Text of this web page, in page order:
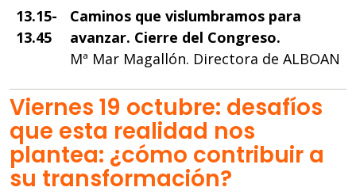
Viernes 19 octubre: desafíos
que esta realidad nos
plantea: ¿cómo contribuir a
su transformación?
13.15-
13.45
Caminos que vislumbramos para
avanzar. Cierre del Congreso.
Mª Mar Magallón. Directora de ALBOAN